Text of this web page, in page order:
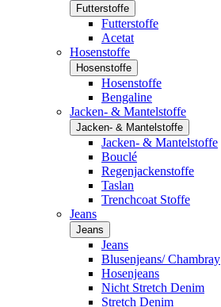
Futterstoffe
Futterstoffe
Acetat
Hosenstoffe
Hosenstoffe
Hosenstoffe
Bengaline
Jacken- & Mantelstoffe
Jacken- & Mantelstoffe
Jacken- & Mantelstoffe
Bouclé
Regenjackenstoffe
Taslan
Trenchcoat Stoffe
Jeans
Jeans
Jeans
Blusenjeans/ Chambray
Hosenjeans
Nicht Stretch Denim
Stretch Denim